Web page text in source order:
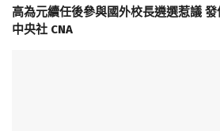
高為元續任後參與國外校長遴選惹議
中央社 CNA